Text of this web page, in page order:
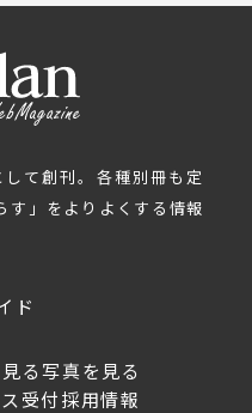
て創刊。各種別冊も定
す」をよりよくする情報
ド
る写真を見る
受付採用情報